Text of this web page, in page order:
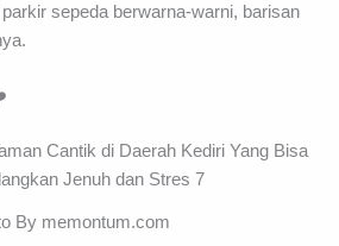
sepeda berwarna-warni, barisan
By memontum.com